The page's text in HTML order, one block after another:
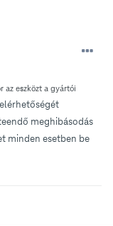
az eszközt a gyártói
meghibásodás
minden esetben be